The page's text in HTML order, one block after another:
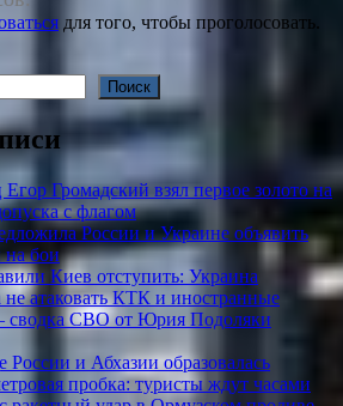
для того, чтобы проголосовать.
Поиск
Громадский взял первое золото на
с флагом
России и Украине объявить
на бои
Киев отступить: Украина
не атаковать КТК и иностранные
сводка СВО от Юрия Подоляки
России и Абхазии образовалась
пробка: туристы ждут часами